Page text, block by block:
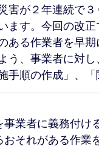
が２年連続で３
ます。今回の改
ある作業者を早
う、事業者に対
手順の作成」、
業者に義務付ける
おそれがある作